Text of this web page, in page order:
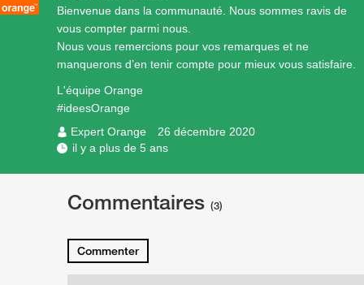
Bienvenue dans la communauté. Nous sommes ravis de
vous compter parmi nous.
Nous vous remercions pour vos remarques et ne
manquerons d’en tenir compte pour mieux vous satisfaire.
L'équipe Orange
#ideesOrange
Expert Orange
26 décembre 2020
il y a plus de 5 ans
Commentaires (3)
Commenter